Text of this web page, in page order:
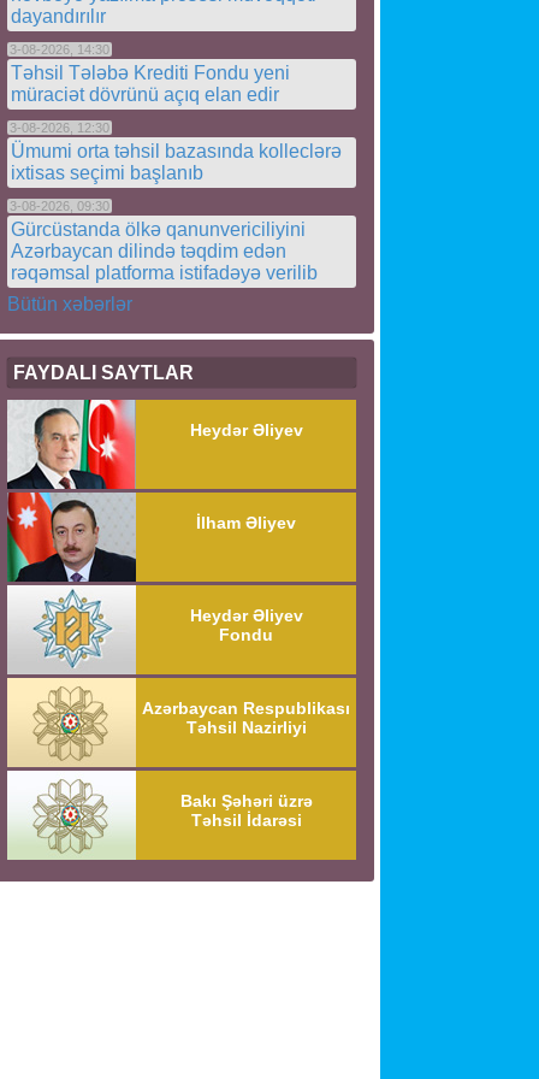
dayandırılır
3-08-2026, 14:30
Təhsil Tələbə Krediti Fondu yeni
müraciət dövrünü açıq elan edir
3-08-2026, 12:30
Ümumi orta təhsil bazasında kolleclərə
ixtisas seçimi başlanıb
3-08-2026, 09:30
Gürcüstanda ölkə qanunvericiliyini
Azərbaycan dilində təqdim edən
rəqəmsal platforma istifadəyə verilib
Bütün xəbərlər
FAYDALI SAYTLAR
Heydər Əliyev
İlham Əliyev
Heydər Əliyev
Fondu
Azərbaycan Respublikası
Təhsil Nazirliyi
Bakı Şəhəri üzrə
Təhsil İdarəsi